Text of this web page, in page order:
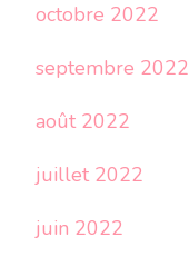
octobre 2022
septembre 2022
août 2022
juillet 2022
juin 2022